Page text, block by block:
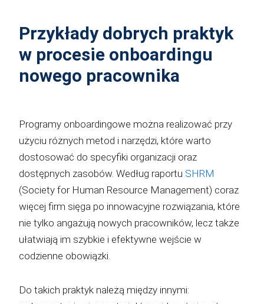
Przykłady dobrych praktyk
w procesie onboardingu
nowego pracownika
Programy onboardingowe można realizować przy
użyciu różnych metod i narzędzi, które warto
dostosować do specyfiki organizacji oraz
dostępnych zasobów. Według raportu SHRM
(Society for Human Resource Management) coraz
więcej firm sięga po innowacyjne rozwiązania, które
nie tylko angażują nowych pracowników, lecz także
ułatwiają im szybkie i efektywne wejście w
codzienne obowiązki.
Do takich praktyk należą między innymi: